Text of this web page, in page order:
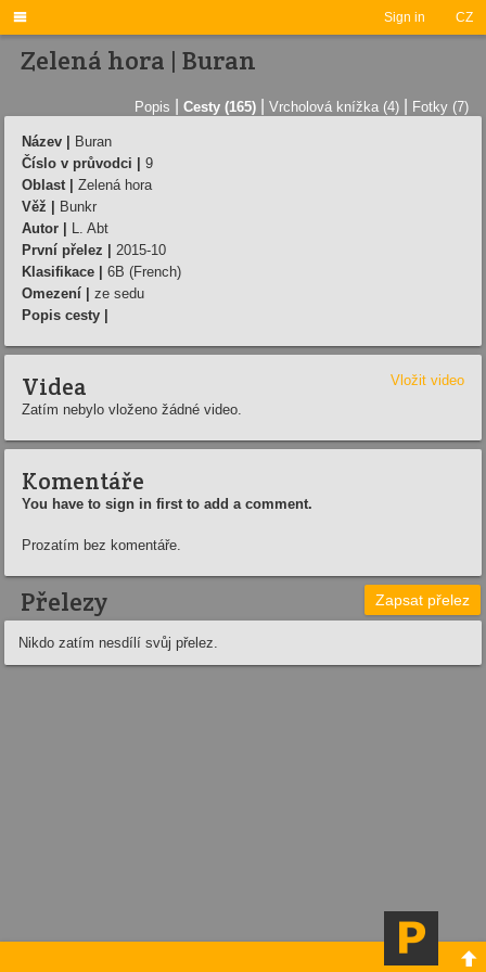
Sign in CZ

Zelená hora | Buran
Popis Cesty (165) Vrcholová knížka (4) Fotky (7)
Název |
Buran
Číslo v průvodci |
9
Oblast |
Zelená hora
Věž |
Bunkr
Autor |
L. Abt
První přelez |
2015-10
Klasifikace |
6B (French)
Omezení |
ze sedu
Popis cesty |
Videa
Vložit video
Zatím nebylo vloženo žádné video.
Komentáře
You have to sign in first to add a comment.
Prozatím bez komentáře.
Přelezy Zapsat přelez
Nikdo zatím nesdílí svůj přelez.
